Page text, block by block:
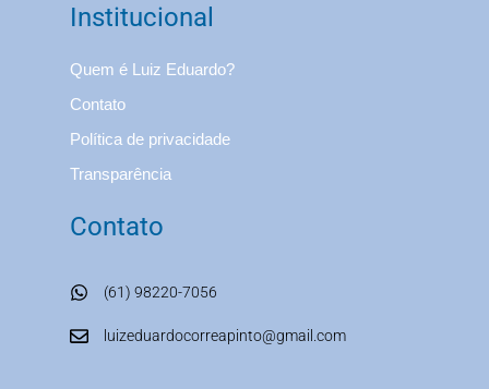
Institucional
Quem é Luiz Eduardo?
Contato
Política de privacidade
Transparência
Contato
(61) 98220-7056
luizeduardocorreapinto@gmail.com